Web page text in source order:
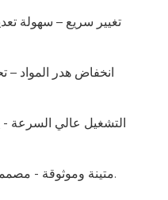
تغيير سريع – سهولة
انخفاض هدر المواد –
متينة وموثوقة - مصممة للاستخدام الصناعي المستمر.